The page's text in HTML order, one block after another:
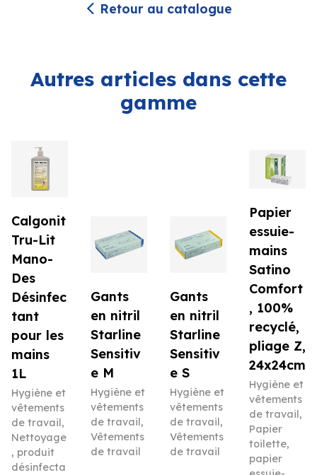
Retour au catalogue
Autres articles dans cette
gamme
Calgonit
Tru-Lit
Mano-
Des
Désinfec
tant
pour les
mains
1L
Hygiène et
vêtements
de travail ,
Nettoyage
, produit
désinfecta
Gants
en nitril
Starline
Sensitiv
e M
Hygiène et
vêtements
de travail,
Vêtements
de travail
Gants
en nitril
Starline
Sensitiv
e S
Hygiène et
vêtements
de travail,
Vêtements
de travail
Papier
essuie-
mains
Satino
Comfort
, 100%
recyclé,
pliage Z,
24x24cm
Hygiène et
vêtements
de travail,
Papier
toilette,
papier